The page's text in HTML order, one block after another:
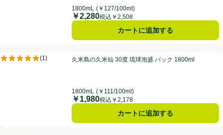
1800mL (￥127/100ml)
価格
￥2,280税込￥2,508
カートに追加する
久米島の久米仙 30度 琉球泡盛 パック 1800ml
(1)
評価は1件のレビューで5点中5.0点。久米島の久米仙 30度 琉球泡盛 パック 1800ml
1800mL (￥111/100ml)
価格
￥1,980税込￥2,178
カートに追加する